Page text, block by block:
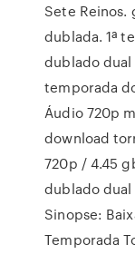
Sete Reinos.
dublada. 1ª
dublado dual
temporada
Áudio 720p
download
720p / 4.45
dublado
Sinopse:
Temporada